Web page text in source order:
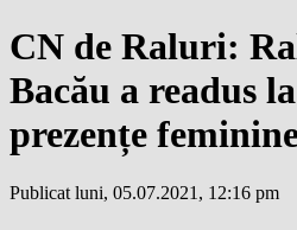
CN de Raluri:
Bacău a readus
prezențe
Publicat luni, 05.07.2021, 12:16 pm